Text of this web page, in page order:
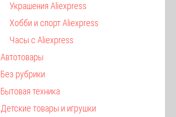
Украшения Aliexpress
Хобби и спорт Aliexpress
Часы с Aliexpress
Автотовары
Без рубрики
Бытовая техника
Детские товары и игрушки